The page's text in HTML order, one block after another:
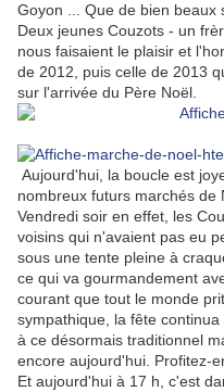
Goyon ... Que de bien beaux
Deux jeunes Couzots - un
nous faisaient le plaisir et
de 2012, puis celle de 2013
sur l'arrivée du Père Noël.
Aujourd'hui, la boucle est
nombreux futurs marchés de
Vendredi soir en effet, les
voisins qui n'avaient pas eu
sous une tente pleine à
ce qui va gourmandement
courant que tout le monde
sympathique, la fête
à ce désormais traditionnel
encore aujourd'hui. Profitez-
Et aujourd'hui à 17 h, c'est